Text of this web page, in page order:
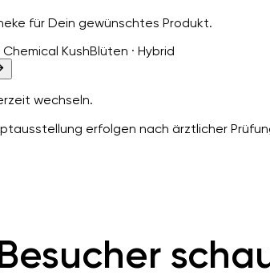
für Dein gewünschtes Produkt.
KushBlüten · Hybrid
wechseln.
erfolgen nach ärztlicher